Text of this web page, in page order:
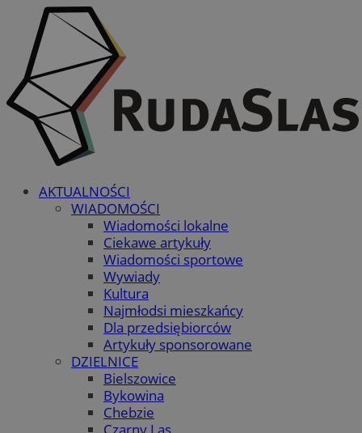
AKTUALNOŚCI
WIADOMOŚCI
Wiadomości lokalne
Ciekawe artykuły
Wiadomości sportowe
Wywiady
Kultura
Najmłodsi mieszkańcy
Dla przedsiębiorców
Artykuły sponsorowane
DZIELNICE
Bielszowice
Bykowina
Chebzie